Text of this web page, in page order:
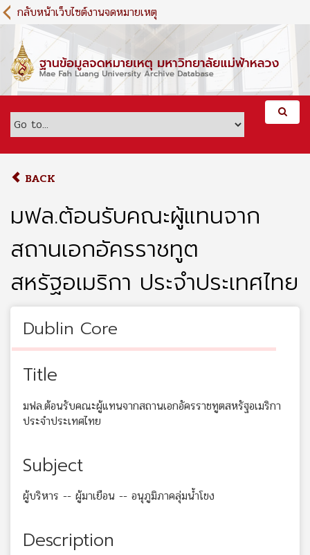
S
k
m
c
กลับหน้าเว็บไซต์งานจดหมายเหตุ
BACK
มฟล.ต้อนรับคณะผู้แทนจาก
สถานเอกอัครราชทูต
สหรัฐอเมริกา ประจำประเทศไทย
Dublin Core
Title
มฟล.ต้อนรับคณะผู้แทนจากสถานเอกอัครราชทูตสหรัฐอเมริกา
ประจำประเทศไทย
Subject
ผู้บริหาร -- ผู้มาเยือน -- อนุภูมิภาคลุ่มน้ำโขง
Description